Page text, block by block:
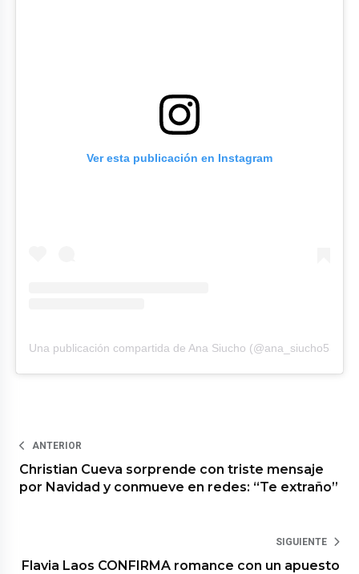
Ver esta publicación en Instagram
Una publicación compartida de Ana Siucho (@ana_siucho53)
ANTERIOR
Christian Cueva sorprende con triste mensaje
por Navidad y conmueve en redes: “Te extraño”
SIGUIENTE
Flavia Laos CONFIRMA romance con un apuesto